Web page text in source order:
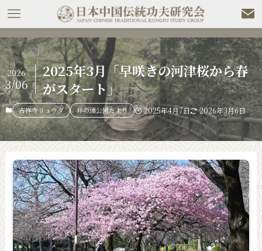
2025年3月「早咲きの河津桜から春
がスタート」
2026
3/06
吉祥寺リュウダ 井の頭公園だより 2025年4月7日 2026年3月6日